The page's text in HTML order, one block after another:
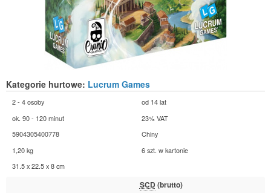
Kategorie hurtowe: Lucrum Games
2 - 4 osoby
od 14 lat
ok. 90 - 120 minut
23% VAT
5904305400778
Chiny
1,20 kg
6 szt. w kartonie
31.5 x 22.5 x 8 cm
SCD (brutto)